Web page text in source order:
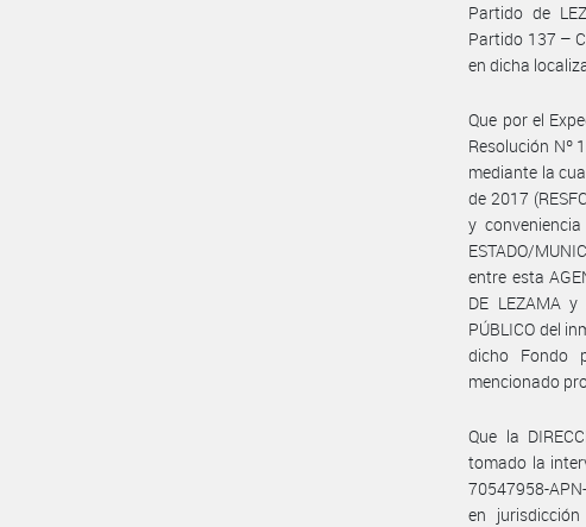
Partido de
Partido 137 –
en dicha
Que por el
Resolución Nº
mediante la
de 2017
y conveniencia
ESTADO/
entre esta
DE LEZAMA
PÚBLICO del
dicho Fondo
mencionado
Que la
tomado la
70547958-
en jurisdicción